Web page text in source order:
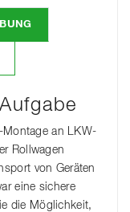
Montage an LKW-
Rollwagen
von Geräten
eine sichere
die Möglichkeit,